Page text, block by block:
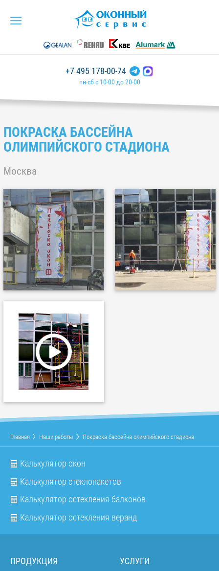
+7 495 178-00-74
пн-сб с 10-00 до 20-00
ПОКРАСКА БАССЕЙНА
ОЛИМПИЙСКОГО СТАДИОНА
Москва
Главная Наши работы Покраска бассейна олимпийского стадиона
Калькулятор окон
Калькулятор стеклопакетов
Калькулятор остекления балконов
Калькулятор остекления веранд
ПРОДУКЦИЯ УСЛУГИ